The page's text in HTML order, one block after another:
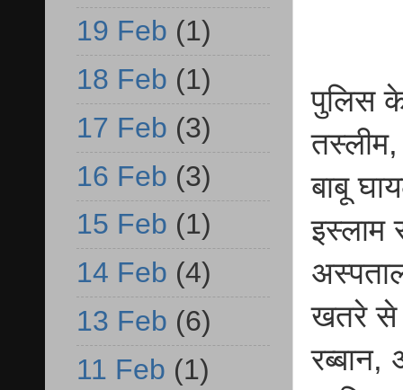
पुलिस
बाबू
इस्लाम
खतरे से
19 Feb (1)
18 Feb (1)
17 Feb (3)
16 Feb (3)
15 Feb (1)
14 Feb (4)
13 Feb (6)
11 Feb (1)